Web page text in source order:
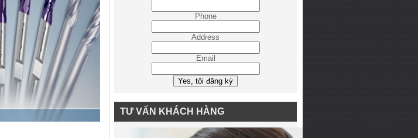
Phone
Address
Email
TƯ VẤN KHÁCH HÀNG